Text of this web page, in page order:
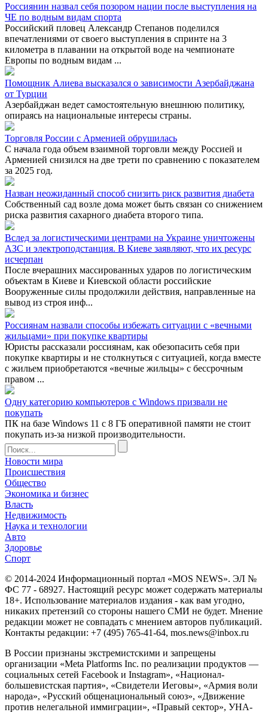
Россиянин назвал себя позором нации после выступления на
ЧЕ по водным видам спорта
Российский пловец Александр Степанов поделился
впечатлениями от своего выступления в спринте на 3
километра в плавании на открытой воде на чемпионате
Европы по водным видам ...
Помощник Алиева высказался о зависимости Азербайджана
от Турции
Азербайджан ведет самостоятельную внешнюю политику,
опираясь на национальные интересы страны.
Торговля России с Арменией обрушилась
С начала года объем взаимной торговли между Россией и
Арменией снизился на две трети по сравнению с показателем
за 2025 год.
Назван неожиданный способ снизить риск развития диабета
Собственный сад возле дома может быть связан со снижением
риска развития сахарного диабета второго типа.
Вслед за логистическими центрами на Украине уничтожены
АЗС и электроподстанция. В Киеве заявляют, что их ресурс
исчерпан
После вчерашних массированных ударов по логистическим
объектам в Киеве и Киевской области российские
Вооруженные силы продолжили действия, направленные на
вывод из строя инф...
Россиянам назвали способы избежать ситуации с «вечными
жильцами» при покупке квартиры
Юристы рассказали россиянам, как обезопасить себя при
покупке квартиры и не столкнуться с ситуацией, когда вместе
с жильем приобретаются «вечные жильцы» с бессрочным
правом ...
Одну категорию компьютеров с Windows призвали не
покупать
ПК на базе Windows 11 с 8 ГБ оперативной памяти не стоит
покупать из-за низкой производительности.
Новости мира
Происшествия
Общество
Экономика и бизнес
Власть
Недвижимость
Наука и технологии
Авто
Здоровье
Спорт
© 2014-2024 Информационный портал «MOS NEWS». ЭЛ №
ФС 77 - 68927. Настоящий ресурс может содержать материалы
18+. Использование материалов издания - как вам угодно,
никаких претензий со стороны нашего СМИ не будет. Мнение
редакции может не совпадать с мнением авторов публикаций.
Контакты редакции: +7 (495) 765-41-64, mos.news@inbox.ru
В России признаны экстремистскими и запрещены
организации «Meta Platforms Inc. по реализации продуктов —
социальных сетей Facebook и Instagram», «Национал-
большевистская партия», «Свидетели Иеговы», «Армия воли
народа», «Русский общенациональный союз», «Движение
против нелегальной иммиграции», «Правый сектор», УНА-